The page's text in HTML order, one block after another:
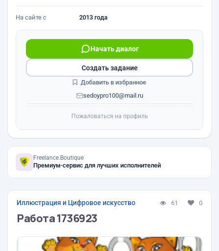
На сайте с 2013 года
Начать диалог
sedoypro100@mail.ru
Создать задание
Добавить в избранное
Пожаловаться на профиль
Freelance.Boutique
Премиум-сервис для лучших исполнителей
Иллюстрация и Цифровое искусство 61 0
Работа 1736923